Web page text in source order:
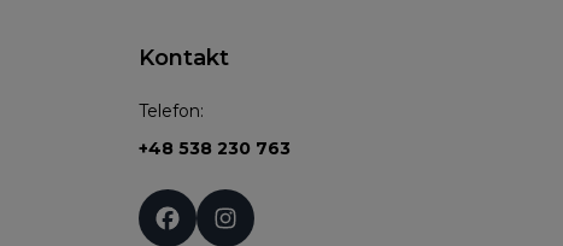
Kontakt
Telefon:
+48 538 230 763
Social media: